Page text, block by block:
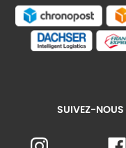
SUIVEZ-NOUS